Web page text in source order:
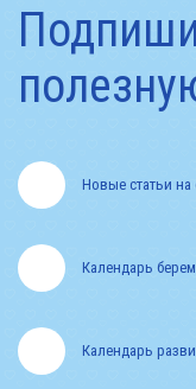
Новые статьи на
Календарь
Календарь